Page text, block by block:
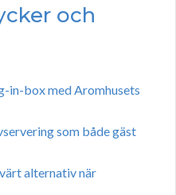
och
in-box med Aromhusets
som både gäst
alternativ när